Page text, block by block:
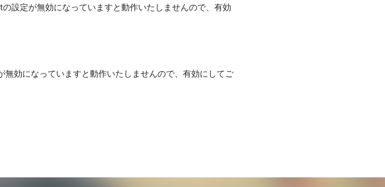
設定が無効になっていますと動作いたしませんので、有効
効になっていますと動作いたしませんので、有効にしてご